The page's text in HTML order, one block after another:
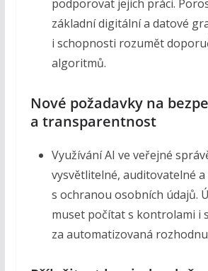
podporovat jejich práci.
základní digitální a datové
i schopnosti rozumět
algoritmů.
Nové požadavky na
a transparentnost
Využívání AI ve veřejné
vysvětlitelné, auditovatelné a
s ochranou osobních údajů.
muset počítat s kontrolami i
za automatizovaná